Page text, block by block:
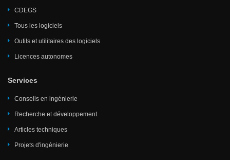
CDEGS
Tous les logiciels
Outils et utilitaires des logiciels
Licences autonomes
Services
Conseils en ingénierie
Recherche et développement
Articles techniques
Projets d'ingénierie